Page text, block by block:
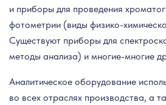
и приборы для проведения
фотометрии (виды физико-
Существуют приборы для
методы анализа) и многие-многие
Аналитическое оборудование
во всех отраслях производства, а